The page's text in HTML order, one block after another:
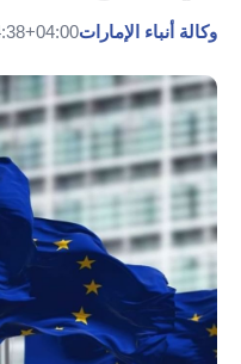
وكالة أنباء الإمارات